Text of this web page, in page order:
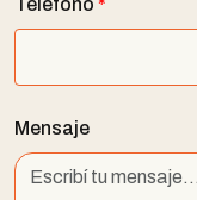
Teléfono *
Mensaje